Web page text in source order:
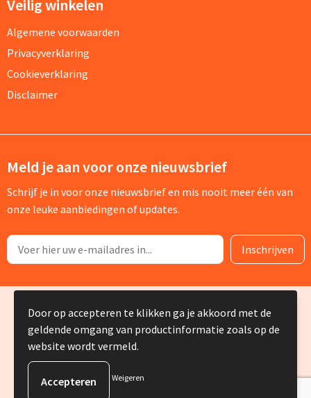
Veilig winkelen
Algemene voorwaarden
Privacyverklaring
Cookieverklaring
Disclaimer
Meld je aan voor onze nieuwsbrief
Schrijf je in voor onze nieuwsbrief en mis nooit meer één van
onze leuke aanbiedingen of updates.
© Copyright Silvia Bruin reclame-advies 2025
Door op accepteren te klikken ga je akkoord met de
geldende omgang van productinformatie zoals op de
website wordt vermeld.
Weigeren